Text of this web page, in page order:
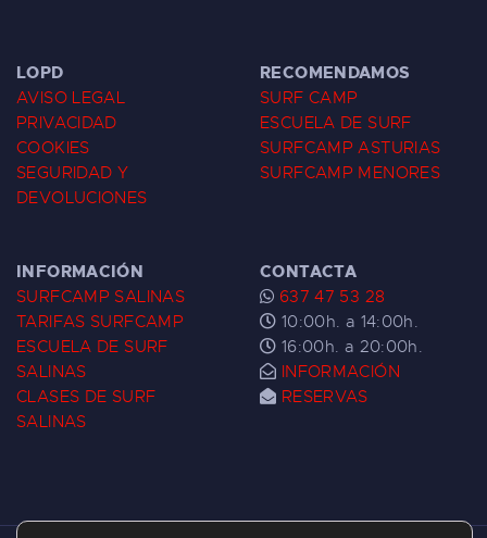
LOPD
AVISO LEGAL
PRIVACIDAD
COOKIES
SEGURIDAD Y
DEVOLUCIONES
RECOMENDAMOS
SURF CAMP
ESCUELA DE SURF
SURFCAMP ASTURIAS
SURFCAMP MENORES
INFORMACIÓN
SURFCAMP SALINAS
TARIFAS SURFCAMP
ESCUELA DE SURF
SALINAS
CLASES DE SURF
SALINAS
CONTACTA
637 47 53 28
10:00h. a 14:00h.
16:00h. a 20:00h.
INFORMACIÓN
RESERVAS